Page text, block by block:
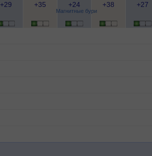
Магнитные бури
+29 +35 +24 +38 +27